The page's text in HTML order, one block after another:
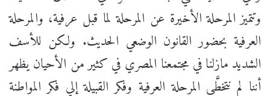
وتتميز المرحلة الأخيرة عن المرحلة لما قبل عرفية، والمرحلة
العرفية بحضور القانون الوضعي الحديث. ولكن للأسف
الشديد مازلنا في مجتمعنا المصري في كثير من الأحيان يظهر
أننا لم نتخطَّى المرحلة العرفية وفكر القبيلة إلي فكر المواطنة